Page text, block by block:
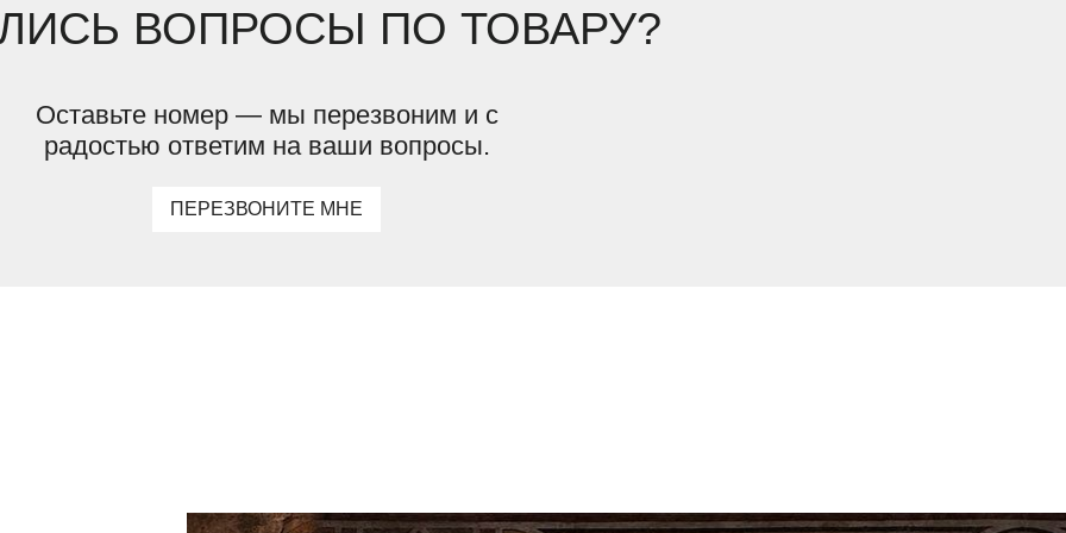
ВОПРОСЫ ПО ТОВАРУ?
Оставьте номер — мы перезвоним и с
радостью ответим на ваши вопросы.
ПЕРЕЗВОНИТЕ МНЕ